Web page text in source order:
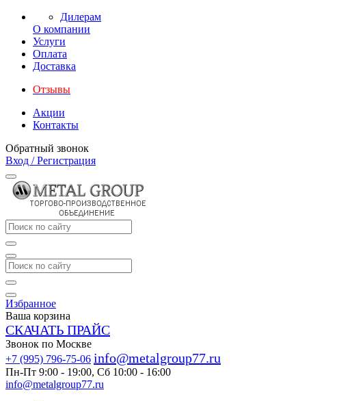
Дилерам
О компании
Услуги
Оплата
Доставка
Отзывы
Акции
Контакты
Обратный звонок
Вход / Регистрация
Избранное
Ваша корзина
СКАЧАТЬ ПРАЙС
Звонок по Москве
+7 (995) 796-75-06 info@metalgroup77.ru
Пн-Пт 9:00 - 19:00, Сб 10:00 - 16:00
info@metalgroup77.ru